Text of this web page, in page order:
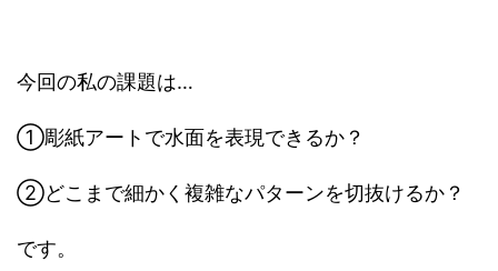
今回の私の課題は…
①彫紙アートで水面を表現できるか？
②どこまで細かく複雑なパターンを切抜けるか？
です。